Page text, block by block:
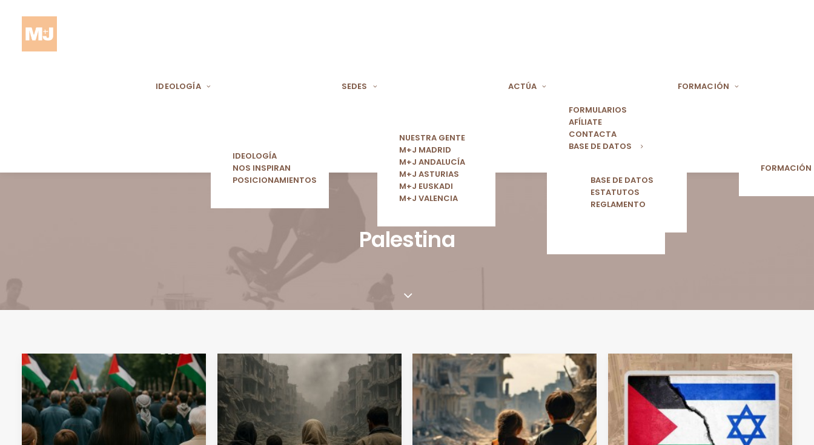
IDEOLOGÍA
IDEOLOGÍA
NOS INSPIRAN
POSICIONAMIENTOS
SEDES
NUESTRA GENTE
M+J MADRID
M+J ANDALUCÍA
M+J ASTURIAS
M+J EUSKADI
M+J VALENCIA
ACTÚA
FORMULARIOS
AFÍLIATE
CONTACTA
BASE DE DATOS
BASE DE DATOS
ESTATUTOS
REGLAMENTO
FORMACIÓN
FORMACIÓN
Palestina